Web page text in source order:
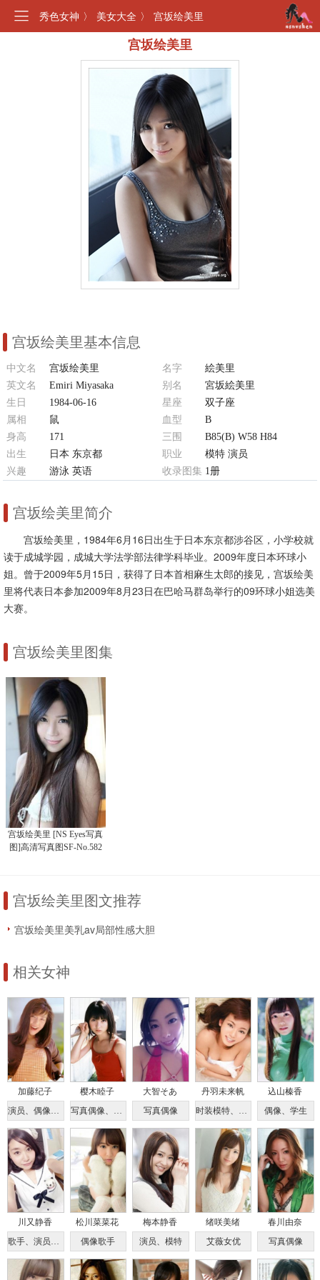
秀色女神 〉 美女大全 〉 宫坂绘美里
宫坂绘美里
宫坂绘美里基本信息
中文名 宫坂绘美里 名字
絵美里
英文名
Emiri Miyasaka 别名
宮坂絵美里
生日
1984-06-16 星座
双子座
属相
鼠 血型
B
身高
171 三围
B85(B) W58 H84
出生
日本 东京都 职业
模特 演员
兴趣
游泳 英语 收录图集 1册
宫坂绘美里简介
宫坂绘美里，1984年6月16日出生于日本东京都涉谷区，小学校就
读于成城学园，成城大学法学部法律学科毕业。2009年度日本环球小
姐。曾于2009年5月15日，获得了日本首相麻生太郎的接见，宫坂绘美
里将代表日本参加2009年8月23日在巴哈马群岛举行的09环球小姐选美
大赛。
宫坂绘美里图集
宫坂绘美里 [NS Eyes写真
图]高清写真图SF-No.582
宫坂绘美里图文推荐
宫坂绘美里美乳av局部性感大胆
相关女神
加藤纪子
演员、偶像、歌手
樱木睦子
写真偶像、演员
大智そあ
写真偶像
丹羽未来帆
时装模特、偶像
込山榛香
偶像、学生
川又静香
歌手、演员、模特
松川菜菜花
偶像歌手
梅本静香
演员、模特
绪咲美绪
艾薇女优
春川由奈
写真偶像